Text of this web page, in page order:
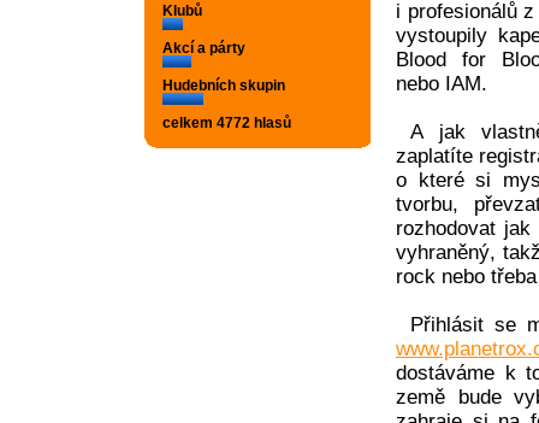
Klubů
Akcí a párty
Hudebních skupin
celkem 4772 hlasů
i profesionálů
vystoupily
Blood for
nebo IAM.
A jak
zaplatíte
o které si
tvorbu,
rozhodovat
vyhraněný,
rock nebo
Přihlásit se
dostáváme k
země bude